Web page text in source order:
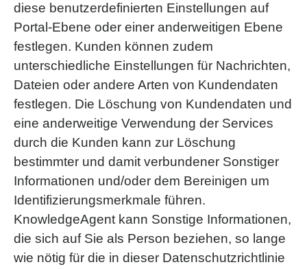
diese benutzerdefinierten Einstellungen auf
Portal-Ebene oder einer anderweitigen Ebene
festlegen. Kunden können zudem
unterschiedliche Einstellungen für Nachrichten,
Dateien oder andere Arten von Kundendaten
festlegen. Die Löschung von Kundendaten und
eine anderweitige Verwendung der Services
durch die Kunden kann zur Löschung
bestimmter und damit verbundener Sonstiger
Informationen und/oder dem Bereinigen um
Identifizierungsmerkmale führen.
KnowledgeAgent kann Sonstige Informationen,
die sich auf Sie als Person beziehen, so lange
wie nötig für die in dieser Datenschutzrichtlinie